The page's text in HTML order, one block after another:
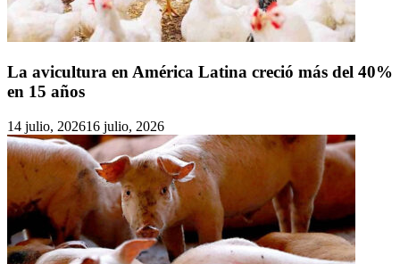
La avicultura en América Latina creció más del 40%
en 15 años
14 julio, 202616 julio, 2026